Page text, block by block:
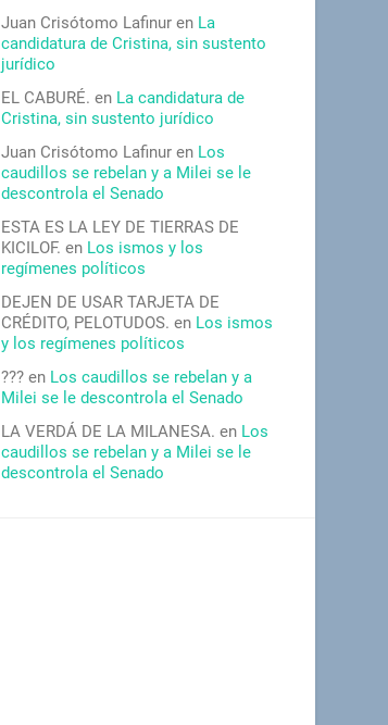
Juan Crisótomo Lafinur en La
candidatura de Cristina, sin sustento
jurídico
EL CABURÉ. en La candidatura de
Cristina, sin sustento jurídico
Juan Crisótomo Lafinur en Los
caudillos se rebelan y a Milei se le
descontrola el Senado
ESTA ES LA LEY DE TIERRAS DE
KICILOF. en Los ismos y los
regímenes políticos
DEJEN DE USAR TARJETA DE
CRÉDITO, PELOTUDOS. en Los ismos
y los regímenes políticos
??? en Los caudillos se rebelan y a
Milei se le descontrola el Senado
LA VERDÁ DE LA MILANESA. en Los
caudillos se rebelan y a Milei se le
descontrola el Senado